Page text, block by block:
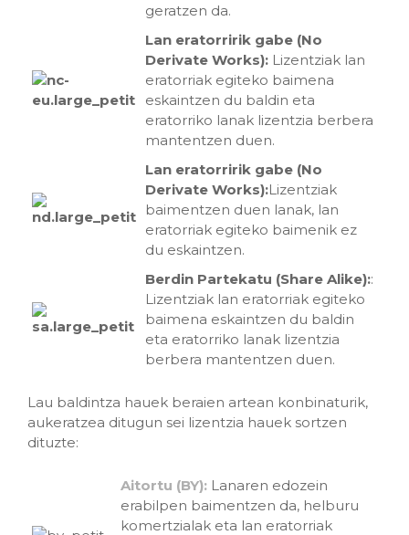
geratzen da.
Lan eratorririk gabe (No
Derivate Works): Lizentziak lan
eratorriak egiteko baimena
eskaintzen du baldin eta
eratorriko lanak lizentzia berbera
mantentzen duen.
Lan eratorririk gabe (No
Derivate Works):Lizentziak
baimentzen duen lanak, lan
eratorriak egiteko baimenik ez
du eskaintzen.
Berdin Partekatu (Share Alike)::
Lizentziak lan eratorriak egiteko
baimena eskaintzen du baldin
eta eratorriko lanak lizentzia
berbera mantentzen duen.
Lau baldintza hauek beraien artean konbinaturik,
aukeratzea ditugun sei lizentzia hauek sortzen
dituzte:
Aitortu (BY): Lanaren edozein
erabilpen baimentzen da, helburu
komertzialak eta lan eratorriak